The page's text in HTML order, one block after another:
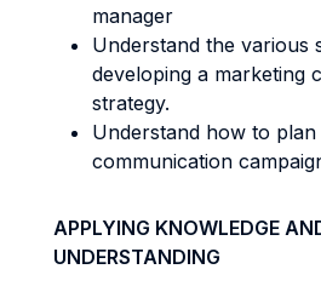
manager
Understand the various
developing a marketing
strategy.
Understand how to
communication
APPLYING KNOWLEDGE
UNDERSTANDING